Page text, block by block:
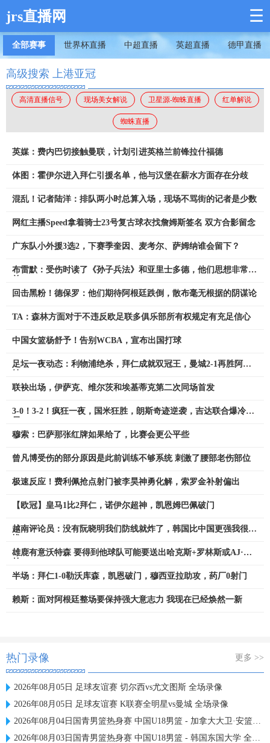
jrs直播网 ☰
全部赛事 世界杯直播 中超直播 英超直播 德甲直播
高级搜索 上港亚冠
高清直播信号 现场美女解说 卫星源-蜘蛛直播 红单解说
蜘蛛直播
英媒：费内巴切接触曼联，计划引进英格兰前锋拉什福德
体图：霍伊尔进入拜仁引援名单，他与汉堡在薪水方面存在分歧
混乱！记者陆洋：排队两小时总算入场，现场不骂街的记者是少数
网红主播Speed拿着骑士23号复古球衣找詹姆斯签名 双方合影留念
广东队小外援3选2，下赛季奎因、麦考尔、萨姆纳谁会留下？
布雷默：受伤时读了《孙子兵法》和亚里士多德，他们思想非常超
回击黑粉！德保罗：他们期待阿根廷跌倒，散布毫无根据的阴谋论
TA：森林方面对于不违反欧足联多俱乐部所有权规定有充足信心
中国女篮杨舒予！告别WCBA，宣布出国打球
足坛一夜动态：利物浦绝杀，拜仁成就双冠王，曼城2-1再胜阿森
联袂出场，伊萨克、维尔茨和埃基蒂克第二次同场首发
3-0！3-2！疯狂一夜，国米狂胜，朗斯奇迹逆袭，吉达联合爆冷出
穆索：巴萨那张红牌如果给了，比赛会更公平些
曾凡博受伤的部分原因是此前训练不够系统 刺激了腰部老伤部位
极速反应！费利佩抢点射门被李昊神勇化解，索罗金补射偏出
【欧冠】皇马1比2拜仁，诺伊尔超神，凯恩姆巴佩破门
越南评论员：没有阮晓明我们防线就炸了，韩国比中国更强我很担
雄鹿有意沃特森 要得到他球队可能要送出哈克斯+罗林斯或AJ·格
半场：拜仁1-0勒沃库森，凯恩破门，穆西亚拉助攻，药厂0射门
赖斯：面对阿根廷整场要保持强大意志力 我现在已经焕然一新
热门录像 更多 >>
2026年08月05日 足球友谊赛 切尔西vs尤文图斯 全场录像
2026年08月05日 足球友谊赛 K联赛全明星vs曼城 全场录像
2026年08月04日国青男篮热身赛 中国U18男篮 - 加拿大大卫·安篮球学院 全场录像
2026年08月03日国青男篮热身赛 中国U18男篮 - 韩国东国大学 全场录像